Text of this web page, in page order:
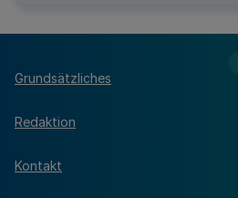
Grundsätzliches
Redaktion
Kontakt